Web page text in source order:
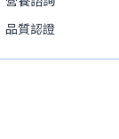
品質認證